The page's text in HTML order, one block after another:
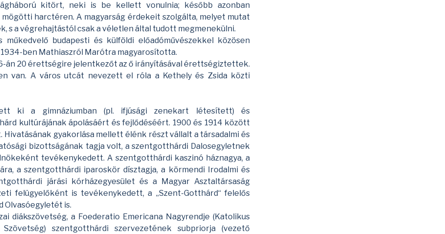
kitört, neki is be kellett vonulnia; később azonban
harctéren. A magyarság érdekeit szolgálta, melyet mutat
s a végrehajtástól csak a véletlen által tudott megmenekülni.
budapesti és külföldi előadóművészekkel közösen
ben Mathiaszról Marótra magyarosította.
án 20 érettségire jelentkezőt az ő irányításával érettségiztettek.
van. A város utcát nevezett el róla a Kethely és Zsida közti
ki a gimnáziumban (pl. ifjúsági zenekart létesített) és
kultúrájának ápolásáért és fejlődéséért. 1900 és 1914 között
gyakorlása mellett élénk részt vállalt a társadalmi és
bizottságának tagja volt, a szentgotthárdi Dalosegyletnek
tevékenykedett. A szentgotthárdi kaszinó háznagya, a
a szentgotthárdi iparoskör dísztagja, a körmendi Irodalmi és
járási kórházegyesület és a Magyar Asztaltársaság
felügyelőként is tevékenykedett, a „Szent-Gotthárd“ felelős
is.
diákszövetség, a Foederatio Emericana Nagyrendje (Katolikus
szentgotthárdi szervezetének subpriorja (vezető